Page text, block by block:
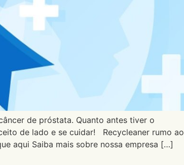
de próstata. Quanto antes tiver o
de lado e se cuidar! Recycleaner rumo ao
aqui Saiba mais sobre nossa empresa […]